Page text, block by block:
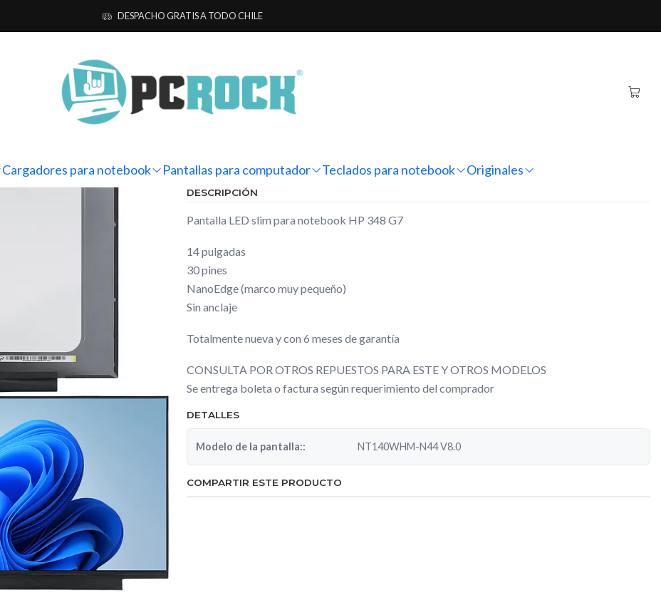
Cargadores para notebook Pantallas para computador Teclados para notebook Originales
DESPACHO GRATIS A TODO CHILE
Pantallas para computador Notebook HP Pantalla Notebook HP 348 G7
Pantalla Notebook HP 348 G7
DESCRIPCIÓN
Pantalla LED slim para notebook HP 348 G7
14 pulgadas
30 pines
NanoEdge (marco muy pequeño)
Sin anclaje
Totalmente nueva y con 6 meses de garantía
CONSULTA POR OTROS REPUESTOS PARA ESTE Y OTROS MODELOS
Se entrega boleta o factura según requerimiento del comprador
DETALLES
Modelo de la pantalla:: NT140WHM-N44 V8.0
COMPARTIR ESTE PRODUCTO